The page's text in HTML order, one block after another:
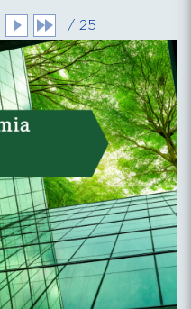
/ 25